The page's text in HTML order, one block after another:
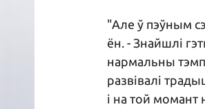
"Але ў пэўным
ён. - Знайшлі
нармальны тэмп
развівалі
і на той момант